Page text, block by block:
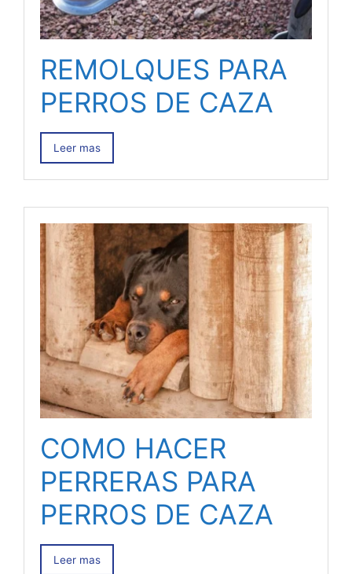
REMOLQUES PARA
PERROS DE CAZA
Leer mas
COMO HACER
PERRERAS PARA
PERROS DE CAZA
Leer mas